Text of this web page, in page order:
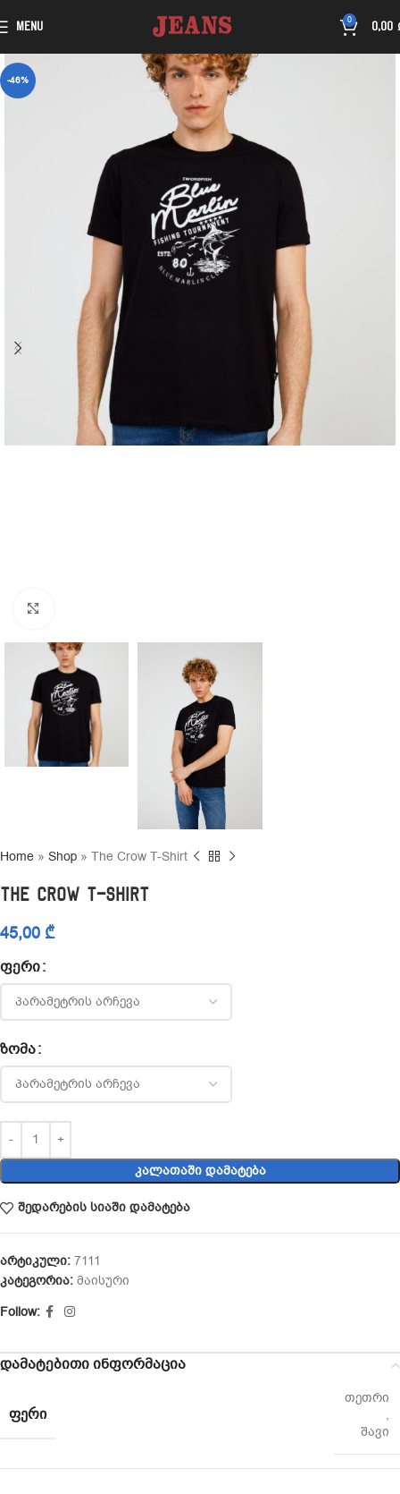
MENU
0
0,00
-46%
Home » Shop » The Crow T-Shirt
The Crow T-Shirt
45,00 ₾
ᲤᲔᲠᲘ
ᲖᲝᲛᲐ
ᲙᲐᲚᲐᲗᲐᲨᲘ ᲓᲐᲛᲐᲢᲔᲑᲐ
შედარების სიაში დამატება
არტიკული: 7111
კატეგორია: მაისური
Follow:
დამატებითი ინფორმაცია
ᲤᲔᲠᲘ
თეთრი
,
შავი